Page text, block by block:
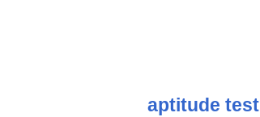
aptitude test